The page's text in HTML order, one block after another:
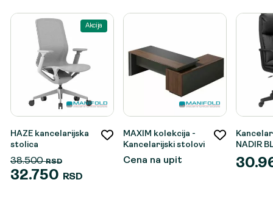
Akcija
HAZE kancelarijska
stolica
38.500RSD
32.750
RSD
MAXIM kolekcija -
Kancelarijski stolovi
Cena na upit
NADIR